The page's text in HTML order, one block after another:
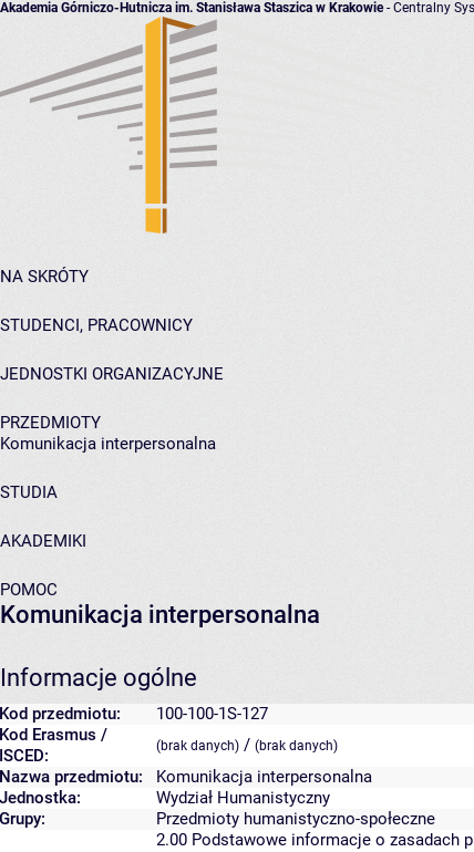
Akademia Górniczo-Hutnicza im. Stanisława Staszica w Krakowie- Centralny
NA SKRÓTY
STUDENCI, PRACOWNICY
JEDNOSTKI ORGANIZACYJNE
PRZEDMIOTY
Komunikacja interpersonalna
STUDIA
AKADEMIKI
POMOC
Komunikacja interpersonalna
Informacje ogólne
Kod przedmiotu:
100-100-1S-127
Kod Erasmus /
ISCED:
(brak danych) / (brak danych)
Nazwa przedmiotu:
Komunikacja interpersonalna
Jednostka:
Wydział Humanistyczny
Grupy:
Przedmioty humanistyczno-społeczne
2.00 Podstawowe informacje o zasadach